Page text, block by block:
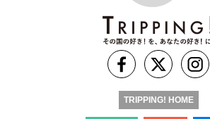
TRIPPING! HOME